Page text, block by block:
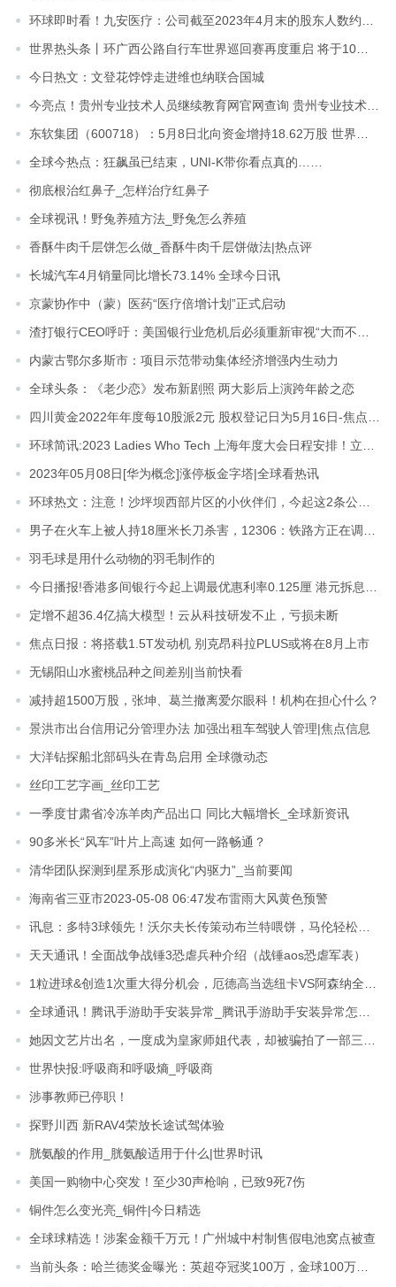
今日热文：文登花饽饽走进维也纳联合国城
全球今热点：狂飙虽已结束，UNI-K带你看点真的……
彻底根治红鼻子_怎样治疗红鼻子
全球视讯！野兔养殖方法_野兔怎么养殖
香酥牛肉千层饼怎么做_香酥牛肉千层饼做法|热点评
长城汽车4月销量同比增长73.14% 全球今日讯
京蒙协作中（蒙）医药“医疗倍增计划”正式启动
内蒙古鄂尔多斯市：项目示范带动集体经济增强内生动力
全球头条：《老少恋》发布新剧照 两大影后上演跨年龄之恋
2023年05月08日[华为概念]涨停板金字塔|全球看热讯
羽毛球是用什么动物的羽毛制作的
定增不超36.4亿搞大模型！云从科技研发不止，亏损未断
焦点日报：将搭载1.5T发动机 别克昂科拉PLUS或将在8月上市
无锡阳山水蜜桃品种之间差别|当前快看
减持超1500万股，张坤、葛兰撤离爱尔眼科！机构在担心什么？
景洪市出台信用记分管理办法 加强出租车驾驶人管理|焦点信息
大洋钻探船北部码头在青岛启用 全球微动态
丝印工艺字画_丝印工艺
一季度甘肃省冷冻羊肉产品出口 同比大幅增长_全球新资讯
90多米长“风车”叶片上高速 如何一路畅通？
清华团队探测到星系形成演化“内驱力”_当前要闻
海南省三亚市2023-05-08 06:47发布雷雨大风黄色预警
天天通讯！全面战争战锤3恐虐兵种介绍（战锤aos恐虐军表）
世界快报:呼吸商和呼吸熵_呼吸商
涉事教师已停职！
探野川西 新RAV4荣放长途试驾体验
胱氨酸的作用_胱氨酸适用于什么|世界时讯
美国一购物中心突发！至少30声枪响，已致9死7伤
铜件怎么变光亮_铜件|今日精选
全球球精选！涉案金额千万元！广州城中村制售假电池窝点被查